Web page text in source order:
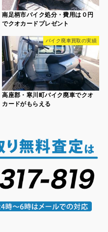
南足柄市バイク処分・費用は０円
でクオカードプレゼント
バイク廃車買取の実績
高座郡・寒川町バイク廃車でクオ
カードがもらえる